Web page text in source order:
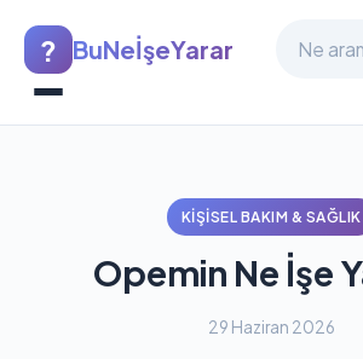
? BuNeİşeYarar
KIŞISEL BAKIM & SAĞLIK
Opemin Ne İşe
29 Haziran 2026